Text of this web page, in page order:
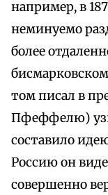
например, в
неминуемо
более
том писал в
Пфеффелю)
составило
Россию он
совершенно